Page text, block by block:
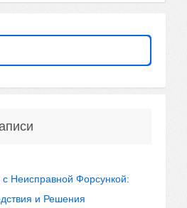
с Неисправной Форсункой:
и Решения